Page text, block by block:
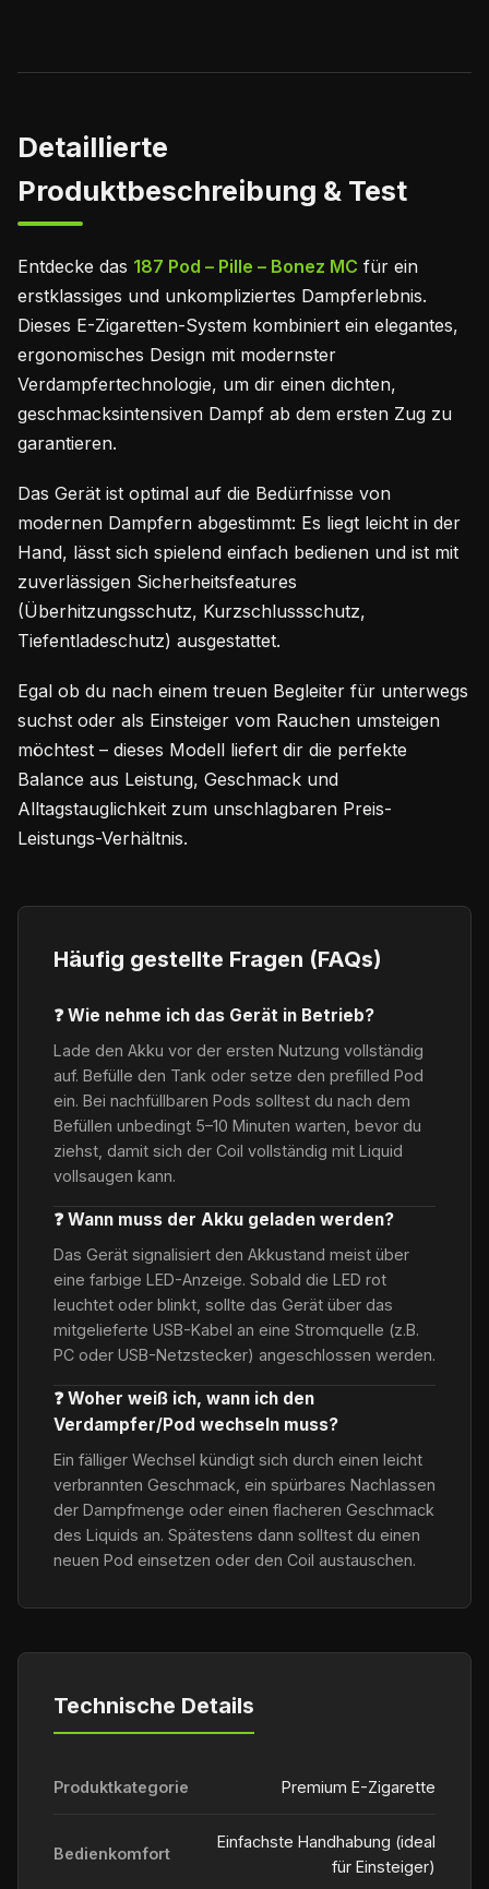
Detaillierte
Produktbeschreibung & Test
Entdecke das 187 Pod – Pille – Bonez MC für ein
erstklassiges und unkompliziertes Dampferlebnis.
Dieses E-Zigaretten-System kombiniert ein elegantes,
ergonomisches Design mit modernster
Verdampfertechnologie, um dir einen dichten,
geschmacksintensiven Dampf ab dem ersten Zug zu
garantieren.
Das Gerät ist optimal auf die Bedürfnisse von
modernen Dampfern abgestimmt: Es liegt leicht in der
Hand, lässt sich spielend einfach bedienen und ist mit
zuverlässigen Sicherheitsfeatures
(Überhitzungsschutz, Kurzschlussschutz,
Tiefentladeschutz) ausgestattet.
Egal ob du nach einem treuen Begleiter für unterwegs
suchst oder als Einsteiger vom Rauchen umsteigen
möchtest – dieses Modell liefert dir die perfekte
Balance aus Leistung, Geschmack und
Alltagstauglichkeit zum unschlagbaren Preis-
Leistungs-Verhältnis.
Häufig gestellte Fragen (FAQs)
❓ Wie nehme ich das Gerät in Betrieb?
Lade den Akku vor der ersten Nutzung vollständig
auf. Befülle den Tank oder setze den prefilled Pod
ein. Bei nachfüllbaren Pods solltest du nach dem
Befüllen unbedingt 5–10 Minuten warten, bevor du
ziehst, damit sich der Coil vollständig mit Liquid
vollsaugen kann.
❓ Wann muss der Akku geladen werden?
Das Gerät signalisiert den Akkustand meist über
eine farbige LED-Anzeige. Sobald die LED rot
leuchtet oder blinkt, sollte das Gerät über das
mitgelieferte USB-Kabel an eine Stromquelle (z.B.
PC oder USB-Netzstecker) angeschlossen werden.
❓ Woher weiß ich, wann ich den
Verdampfer/Pod wechseln muss?
Ein fälliger Wechsel kündigt sich durch einen leicht
verbrannten Geschmack, ein spürbares Nachlassen
der Dampfmenge oder einen flacheren Geschmack
des Liquids an. Spätestens dann solltest du einen
neuen Pod einsetzen oder den Coil austauschen.
Technische Details
Produktkategorie Premium E-Zigarette
Bedienkomfort
Einfachste Handhabung (ideal
für Einsteiger)